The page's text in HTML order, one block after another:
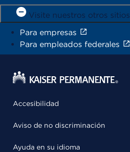
Visite nuestros otros sitios
Para empresas
Para empleados federales
Accesibilidad
Aviso de no discriminación
Ayuda en su idioma